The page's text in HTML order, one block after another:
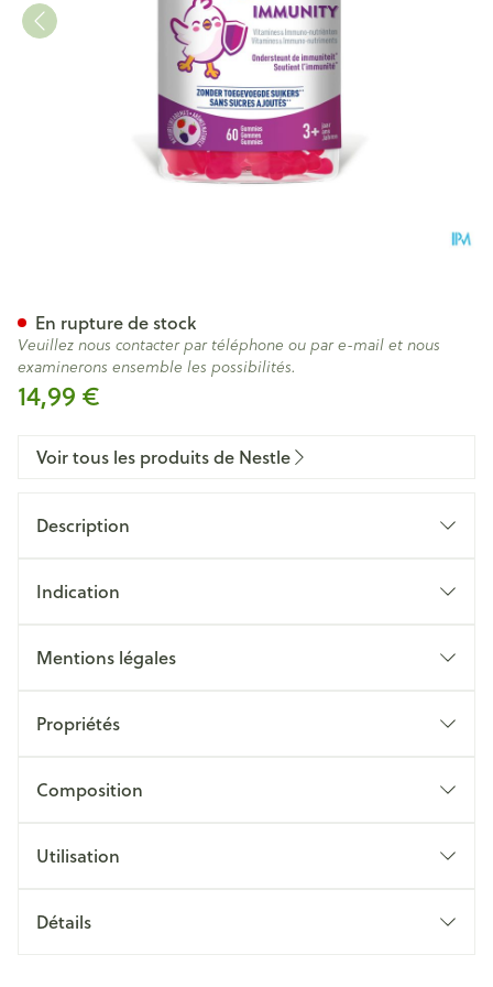
14,99 €
En rupture de stock
Veuillez nous contacter par téléphone ou par e-mail et nous
examinerons ensemble les possibilités.
Voir tous les produits de Nestle
Description
Indication
Mentions légales
Propriétés
Composition
Utilisation
Détails